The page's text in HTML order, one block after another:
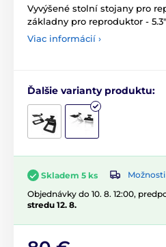
Vyvýšené stolní stojany pro
základny pro reproduktor - 5.3"
Viac informácií ›
Ďalšie varianty produktu:
Skladem 5 ks
Možnosti
Objednávky do 10. 8. 12:00,
stredu 12. 8.